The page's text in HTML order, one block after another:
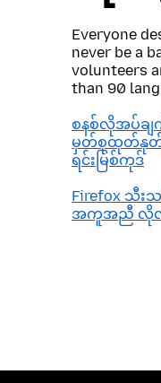
Everyone
never be a
volunteers
than 90
စနစ်လိုအပ်ချက်
မှတ်စုထုတ်နု
ရင်းမြစ်ကုဒ်
Firefox သီး
အကူအညီ လိုလ